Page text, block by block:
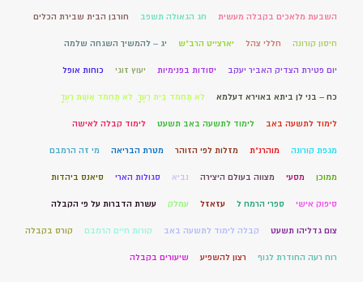
השבעת מלאכים בקבלה מעשית חג הגאולה תשפב חורבן הבית שבירת הכלים
חיסון קורונה חללי צהל יארצייט הרב"ש יג – להמשיך השגחה שלמה
יום פטירת הצדיק האביר יעקב יסודות בפנימיות יעוץ זוגי כוחות אופל
כח – בני לן ביתא באוירא דעלמא לֹא תַחְמֹד בֵּית רֵעֶךָ. לֹא תַחְמֹד אֵשֶׁת רֵעֶךָ
לימוד לתשעה באב לימוד לתשעה באב תשעט לימוד קבלה לאישה
מגפת קורונה מוהרנ”ת מזלות לפי הזוהר מטרת הבריאה מי זה הרמבם
ממוכן מסעי מצווה בעולם היצירה נביא סגולות הארי סיאנס ביהדות
סיפוק אישי ספרי הרמח ל עזאזל עמלק עשרת הדברות על פי הקבלה
צום גדליהו תשעט קבלה לימוד לתשעה באב קורות חיים הרמבם קורס בקבלה
רוח רעה החודרת לגוף רצון להשפיע שיעורים בקבלה